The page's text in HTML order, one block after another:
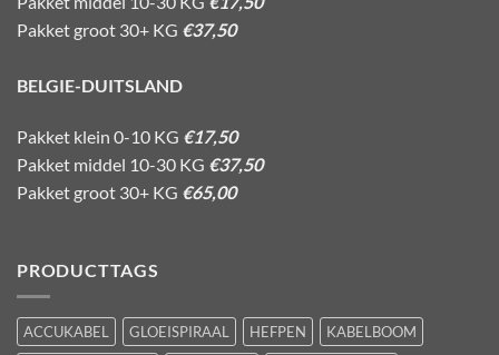
Pakket groot 30+ KG €37,50
BELGIE-DUITSLAND
Pakket klein 0-10 KG €17,50
Pakket middel 10-30 KG €37,50
Pakket groot 30+ KG €65,00
PRODUCTTAGS
ACCUKABEL GLOEISPIRAAL HEFPEN
KABELBOOM